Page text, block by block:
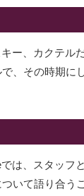
ー、カクテル
、その時期に
は、スタッフ
いて語り合う